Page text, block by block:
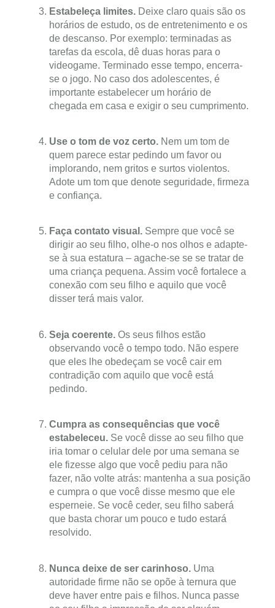
Estabeleça limites. Deixe claro quais são os
horários de estudo, os de entretenimento e os
de descanso. Por exemplo: terminadas as
tarefas da escola, dê duas horas para o
videogame. Terminado esse tempo, encerra-
se o jogo. No caso dos adolescentes, é
importante estabelecer um horário de
chegada em casa e exigir o seu cumprimento.
Use o tom de voz certo. Nem um tom de
quem parece estar pedindo um favor ou
implorando, nem gritos e surtos violentos.
Adote um tom que denote seguridade, firmeza
e confiança.
Faça contato visual. Sempre que você se
dirigir ao seu filho, olhe-o nos olhos e adapte-
se à sua estatura – agache-se se se tratar de
uma criança pequena. Assim você fortalece a
conexão com seu filho e aquilo que você
disser terá mais valor.
Seja coerente. Os seus filhos estão
observando você o tempo todo. Não espere
que eles lhe obedeçam se você cair em
contradição com aquilo que você está
pedindo.
Cumpra as consequências que você
estabeleceu. Se você disse ao seu filho que
iria tomar o celular dele por uma semana se
ele fizesse algo que você pediu para não
fazer, não volte atrás: mantenha a sua posição
e cumpra o que você disse mesmo que ele
esperneie. Se você ceder, seu filho saberá
que basta chorar um pouco e tudo estará
resolvido.
Nunca deixe de ser carinhoso. Uma
autoridade firme não se opõe à ternura que
deve haver entre pais e filhos. Nunca passe